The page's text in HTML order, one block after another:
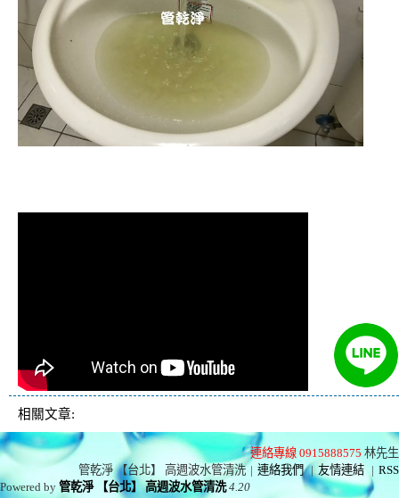
相關文章:
連絡專線 0915888575 林先生
管乾淨 【台北】 高週波水管清洗 | 連絡我們 | 友情連結 | RSS
Powered by管乾淨 【台北】 高週波水管清洗 4.20